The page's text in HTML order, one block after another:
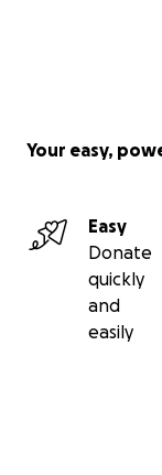
Your easy,
Easy
Donate
quickly
and
easily